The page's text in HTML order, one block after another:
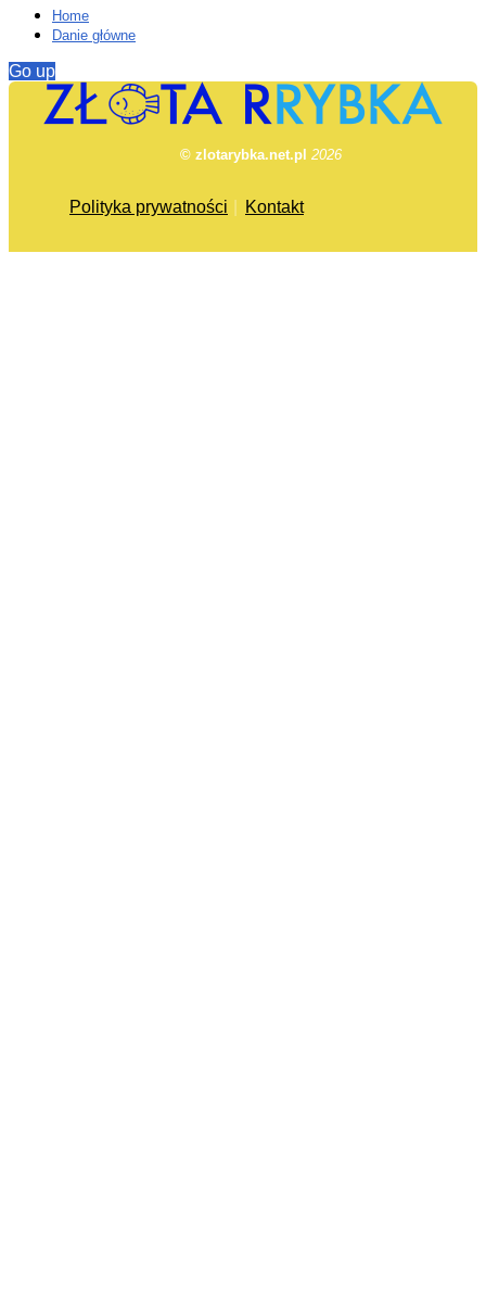
Home
Danie główne
Go up
© zlotarybka.net.pl 2026
Polityka prywatności Kontakt